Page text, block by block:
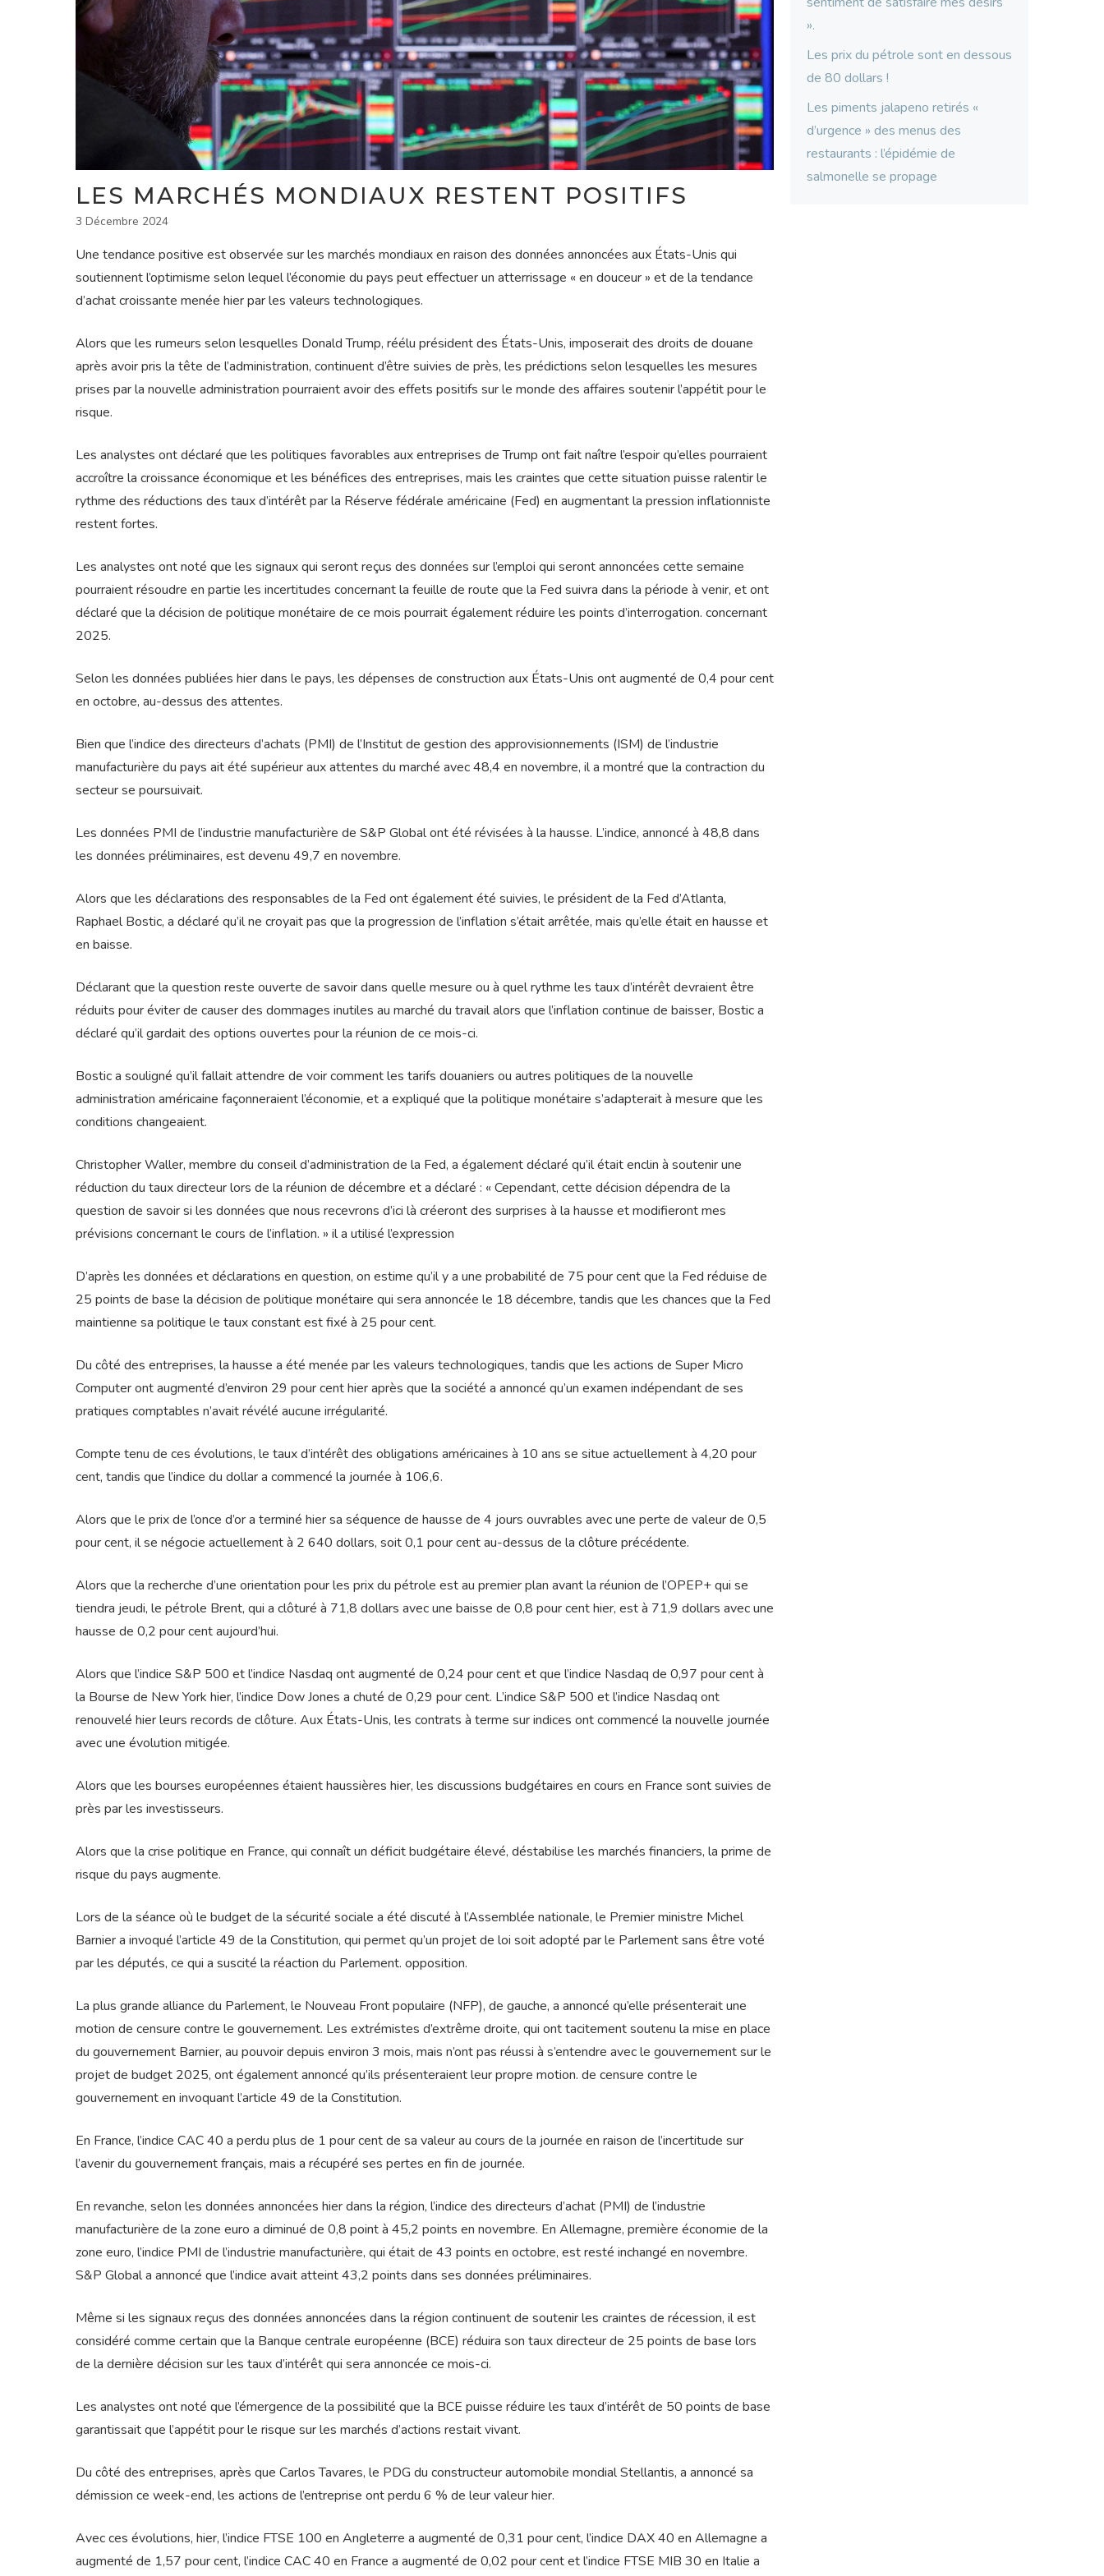
LES MARCHÉS MONDIAUX RESTENT POSITIFS
3 Décembre 2024
Une tendance positive est observée sur les marchés mondiaux en raison des données annoncées aux États-Unis qui
soutiennent l’optimisme selon lequel l’économie du pays peut effectuer un atterrissage « en douceur » et de la tendance
d’achat croissante menée hier par les valeurs technologiques.
Alors que les rumeurs selon lesquelles Donald Trump, réélu président des États-Unis, imposerait des droits de douane
après avoir pris la tête de l’administration, continuent d’être suivies de près, les prédictions selon lesquelles les mesures
prises par la nouvelle administration pourraient avoir des effets positifs sur le monde des affaires soutenir l’appétit pour le
risque.
Les analystes ont déclaré que les politiques favorables aux entreprises de Trump ont fait naître l’espoir qu’elles pourraient
accroître la croissance économique et les bénéfices des entreprises, mais les craintes que cette situation puisse ralentir le
rythme des réductions des taux d’intérêt par la Réserve fédérale américaine (Fed) en augmentant la pression inflationniste
restent fortes.
Les analystes ont noté que les signaux qui seront reçus des données sur l’emploi qui seront annoncées cette semaine
pourraient résoudre en partie les incertitudes concernant la feuille de route que la Fed suivra dans la période à venir, et ont
déclaré que la décision de politique monétaire de ce mois pourrait également réduire les points d’interrogation. concernant
2025.
Selon les données publiées hier dans le pays, les dépenses de construction aux États-Unis ont augmenté de 0,4 pour cent
en octobre, au-dessus des attentes.
Bien que l’indice des directeurs d’achats (PMI) de l’Institut de gestion des approvisionnements (ISM) de l’industrie
manufacturière du pays ait été supérieur aux attentes du marché avec 48,4 en novembre, il a montré que la contraction du
secteur se poursuivait.
Les données PMI de l’industrie manufacturière de S&P Global ont été révisées à la hausse. L’indice, annoncé à 48,8 dans
les données préliminaires, est devenu 49,7 en novembre.
Alors que les déclarations des responsables de la Fed ont également été suivies, le président de la Fed d’Atlanta,
Raphael Bostic, a déclaré qu’il ne croyait pas que la progression de l’inflation s’était arrêtée, mais qu’elle était en hausse et
en baisse.
Déclarant que la question reste ouverte de savoir dans quelle mesure ou à quel rythme les taux d’intérêt devraient être
réduits pour éviter de causer des dommages inutiles au marché du travail alors que l’inflation continue de baisser, Bostic a
déclaré qu’il gardait des options ouvertes pour la réunion de ce mois-ci.
Bostic a souligné qu’il fallait attendre de voir comment les tarifs douaniers ou autres politiques de la nouvelle
administration américaine façonneraient l’économie, et a expliqué que la politique monétaire s’adapterait à mesure que les
conditions changeaient.
Christopher Waller, membre du conseil d’administration de la Fed, a également déclaré qu’il était enclin à soutenir une
réduction du taux directeur lors de la réunion de décembre et a déclaré : « Cependant, cette décision dépendra de la
question de savoir si les données que nous recevrons d’ici là créeront des surprises à la hausse et modifieront mes
prévisions concernant le cours de l’inflation. » il a utilisé l’expression
D’après les données et déclarations en question, on estime qu’il y a une probabilité de 75 pour cent que la Fed réduise de
25 points de base la décision de politique monétaire qui sera annoncée le 18 décembre, tandis que les chances que la Fed
maintienne sa politique le taux constant est fixé à 25 pour cent.
Du côté des entreprises, la hausse a été menée par les valeurs technologiques, tandis que les actions de Super Micro
Computer ont augmenté d’environ 29 pour cent hier après que la société a annoncé qu’un examen indépendant de ses
pratiques comptables n’avait révélé aucune irrégularité.
Compte tenu de ces évolutions, le taux d’intérêt des obligations américaines à 10 ans se situe actuellement à 4,20 pour
cent, tandis que l’indice du dollar a commencé la journée à 106,6.
Alors que le prix de l’once d’or a terminé hier sa séquence de hausse de 4 jours ouvrables avec une perte de valeur de 0,5
pour cent, il se négocie actuellement à 2 640 dollars, soit 0,1 pour cent au-dessus de la clôture précédente.
Alors que la recherche d’une orientation pour les prix du pétrole est au premier plan avant la réunion de l’OPEP+ qui se
tiendra jeudi, le pétrole Brent, qui a clôturé à 71,8 dollars avec une baisse de 0,8 pour cent hier, est à 71,9 dollars avec une
hausse de 0,2 pour cent aujourd’hui.
Alors que l’indice S&P 500 et l’indice Nasdaq ont augmenté de 0,24 pour cent et que l’indice Nasdaq de 0,97 pour cent à
la Bourse de New York hier, l’indice Dow Jones a chuté de 0,29 pour cent. L’indice S&P 500 et l’indice Nasdaq ont
renouvelé hier leurs records de clôture. Aux États-Unis, les contrats à terme sur indices ont commencé la nouvelle journée
avec une évolution mitigée.
Alors que les bourses européennes étaient haussières hier, les discussions budgétaires en cours en France sont suivies de
près par les investisseurs.
Alors que la crise politique en France, qui connaît un déficit budgétaire élevé, déstabilise les marchés financiers, la prime de
risque du pays augmente.
Lors de la séance où le budget de la sécurité sociale a été discuté à l’Assemblée nationale, le Premier ministre Michel
Barnier a invoqué l’article 49 de la Constitution, qui permet qu’un projet de loi soit adopté par le Parlement sans être voté
par les députés, ce qui a suscité la réaction du Parlement. opposition.
La plus grande alliance du Parlement, le Nouveau Front populaire (NFP), de gauche, a annoncé qu’elle présenterait une
motion de censure contre le gouvernement. Les extrémistes d’extrême droite, qui ont tacitement soutenu la mise en place
du gouvernement Barnier, au pouvoir depuis environ 3 mois, mais n’ont pas réussi à s’entendre avec le gouvernement sur le
projet de budget 2025, ont également annoncé qu’ils présenteraient leur propre motion. de censure contre le
gouvernement en invoquant l’article 49 de la Constitution.
En France, l’indice CAC 40 a perdu plus de 1 pour cent de sa valeur au cours de la journée en raison de l’incertitude sur
l’avenir du gouvernement français, mais a récupéré ses pertes en fin de journée.
En revanche, selon les données annoncées hier dans la région, l’indice des directeurs d’achat (PMI) de l’industrie
manufacturière de la zone euro a diminué de 0,8 point à 45,2 points en novembre. En Allemagne, première économie de la
zone euro, l’indice PMI de l’industrie manufacturière, qui était de 43 points en octobre, est resté inchangé en novembre.
S&P Global a annoncé que l’indice avait atteint 43,2 points dans ses données préliminaires.
Même si les signaux reçus des données annoncées dans la région continuent de soutenir les craintes de récession, il est
considéré comme certain que la Banque centrale européenne (BCE) réduira son taux directeur de 25 points de base lors
de la dernière décision sur les taux d’intérêt qui sera annoncée ce mois-ci.
Les analystes ont noté que l’émergence de la possibilité que la BCE puisse réduire les taux d’intérêt de 50 points de base
garantissait que l’appétit pour le risque sur les marchés d’actions restait vivant.
Du côté des entreprises, après que Carlos Tavares, le PDG du constructeur automobile mondial Stellantis, a annoncé sa
démission ce week-end, les actions de l’entreprise ont perdu 6 % de leur valeur hier.
Avec ces évolutions, hier, l’indice FTSE 100 en Angleterre a augmenté de 0,31 pour cent, l’indice DAX 40 en Allemagne a
augmenté de 1,57 pour cent, l’indice CAC 40 en France a augmenté de 0,02 pour cent et l’indice FTSE MIB 30 en Italie a
».
Les prix du pétrole sont en dessous
de 80 dollars !
Les piments jalapeno retirés «
d’urgence » des menus des
restaurants : l’épidémie de
salmonelle se propage